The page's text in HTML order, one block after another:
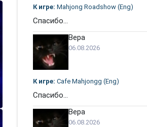
К игре: Mahjong Roadshow (Eng)
Спасибо...
Вера
06.08.2026
К игре: Cafe Mahjongg (Eng)
Спасибо...
Вера
06.08.2026